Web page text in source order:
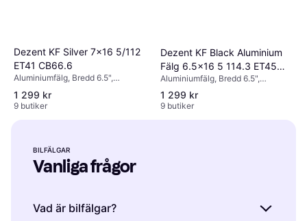
Dezent KF Silver 7x16 5/112
ET41 CB66.6
Aluminiumfälg, Bredd 6.5",
Diameter 16", Silver
1 299 kr
9 butiker
Dezent KF Black Aluminium
Fälg 6.5x16 5 114.3 ET45
B60
Aluminiumfälg, Bredd 6.5",
Diameter 16", Svart
1 299 kr
9 butiker
BILFÄLGAR
Vanliga frågor
Vad är bilfälgar?